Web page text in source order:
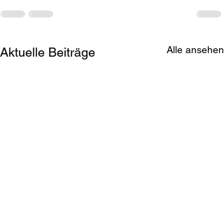
Aktuelle Beiträge Alle ansehen